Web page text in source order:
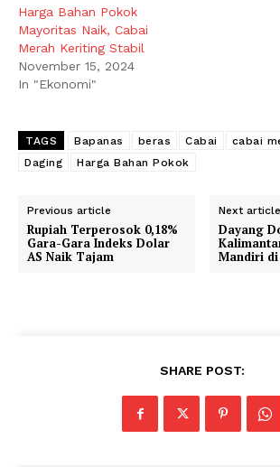
Harga Bahan Pokok
Mayoritas Naik, Cabai
Merah Keriting Stabil
November 15, 2024
In "Ekonomi"
TAGS Bapanas beras Cabai
cabai
Daging
Harga Bahan Pokok
Previous article
Rupiah Terperosok 0,18%
Gara-Gara Indeks Dolar
AS Naik Tajam
Next article
Dayang
Mandiri
SHARE POST: